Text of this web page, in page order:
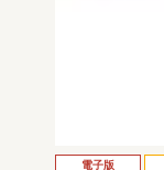
電子版